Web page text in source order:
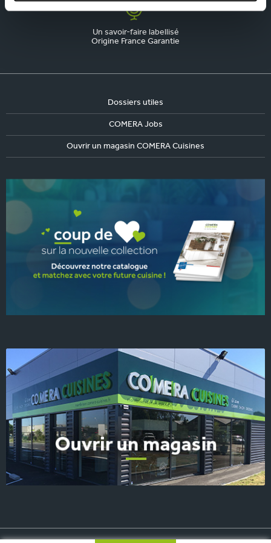
Un savoir-faire labellisé
Origine France Garantie
Dossiers utiles
COMERA Jobs
Ouvrir un magasin COMERA Cuisines